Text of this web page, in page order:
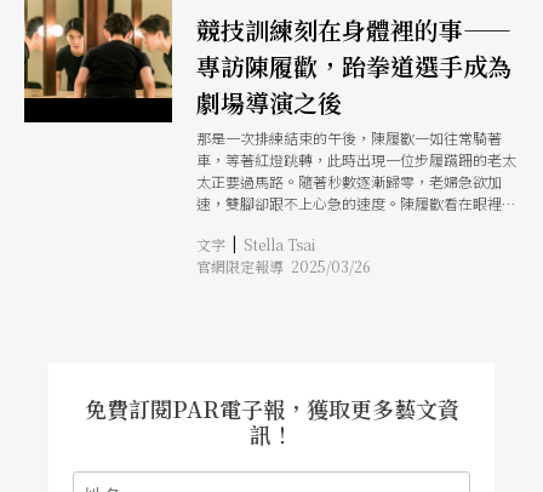
競技訓練刻在身體裡的事——
專訪陳履歡，跆拳道選手成為
劇場導演之後
那是一次排練結束的午後，陳履歡一如往常騎著
車，等著紅燈跳轉，此時出現一位步履蹣跚的老太
太正要過馬路。隨著秒數逐漸歸零，老婦急欲加
速，雙腳卻跟不上心急的速度。陳履歡看在眼裡，
場比賽，而是真實人生中的一場日常競賽。 尋常
的長者過馬路，竟能讓面前的機車騎士看得全神貫
目光。 從青少年時期的跆拳道選手，到如今身兼
劇場導演與表演者，那個尋常的午後觀察喚醒了陳
履歡對融合己身競技背景與表演創作有了新的想
文字 | Stella Tsai
官網限定報導 2025/03/26
免費訂閱PAR電子報，獲取更多藝文資
訊！